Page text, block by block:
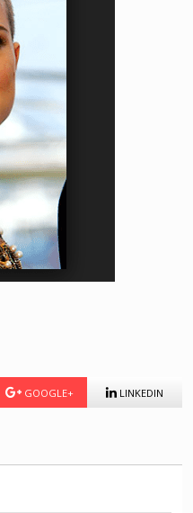
GOOGLE+ LINKEDIN